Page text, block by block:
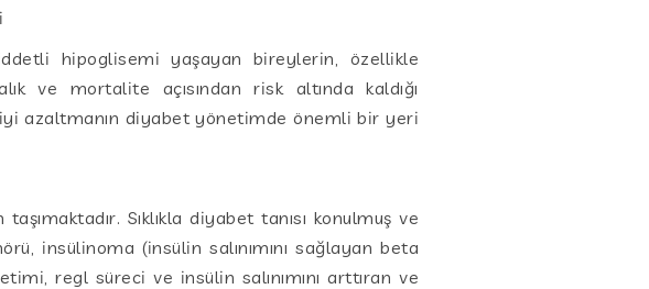
hipoglisemi yaşayan bireylerin, özellikle
ve mortalite açısından risk altında kaldığı
azaltmanın diyabet yönetimde önemli bir yeri
Sıklıkla diyabet tanısı konulmuş ve
insülinoma (insülin salınımını sağlayan beta
regl süreci ve insülin salınımını arttıran ve